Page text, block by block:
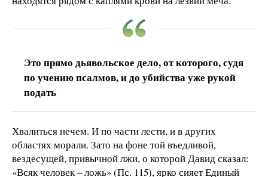
Это прямо дьявольское дело, от которого, судя
по учению псалмов, и до убийства уже рукой
подать
Хвалиться нечем. И по части лести, и в других
областях морали. Зато на фоне той въедливой,
вездесущей, привычной лжи, о которой Давид сказал:
«Всяк человек – ложь» (Пс. 115), ярко сияет Единый